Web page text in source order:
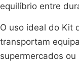
equilíbrio entre
O uso ideal do Kit
transportam
supermercados